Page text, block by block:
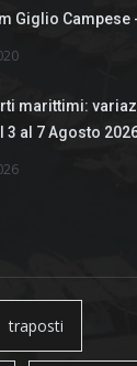
Giglio Campese
marittimi:
3 al 7 Agosto
traposti